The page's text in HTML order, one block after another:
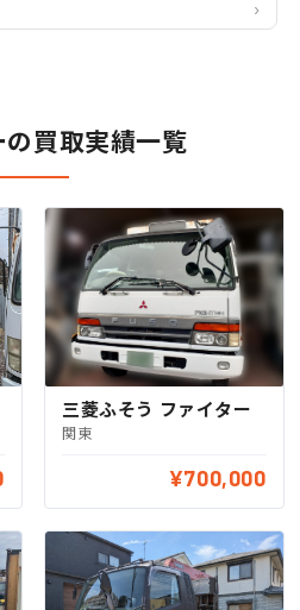
の買取実績一覧
三菱ふそう ファイター
関東
¥700,000